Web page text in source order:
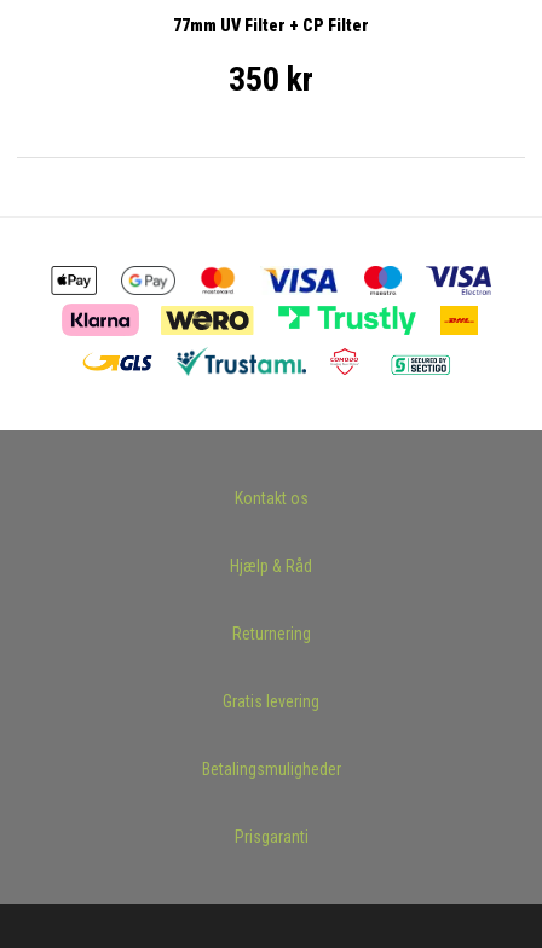
77mm UV Filter + CP Filter
350 kr
Kontakt os
Hjælp & Råd
Returnering
Gratis levering
Betalingsmuligheder
Prisgaranti